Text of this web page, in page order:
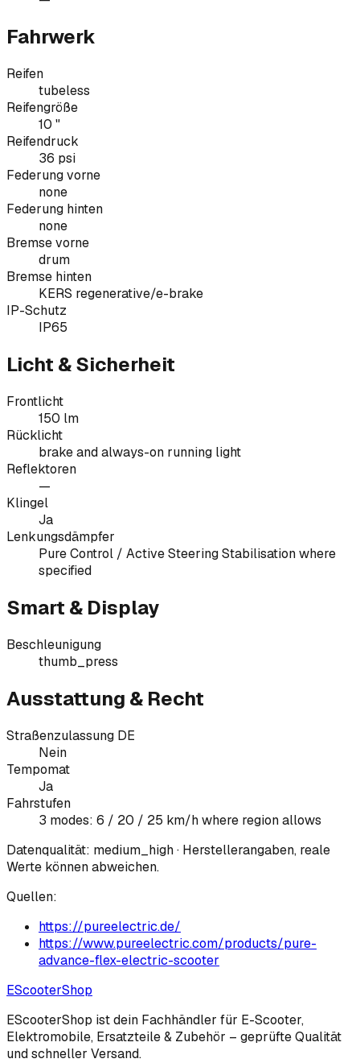
Fahrwerk
Reifen
tubeless
Reifengröße
10 "
Reifendruck
36 psi
Federung vorne
none
Federung hinten
none
Bremse vorne
drum
Bremse hinten
KERS regenerative/e-brake
IP-Schutz
IP65
Licht & Sicherheit
Frontlicht
150 lm
Rücklicht
brake and always-on running light
Reflektoren
—
Klingel
Ja
Lenkungsdämpfer
Pure Control / Active Steering Stabilisation where
specified
Smart & Display
Beschleunigung
thumb_press
Ausstattung & Recht
Straßenzulassung DE
Nein
Tempomat
Ja
Fahrstufen
3 modes: 6 / 20 / 25 km/h where region allows
Datenqualität: medium_high· Herstellerangaben, reale
Werte können abweichen.
Quellen:
https://pureelectric.de/
https://www.pureelectric.com/products/pure-
advance-flex-electric-scooter
EScooterShop
EScooterShop ist dein Fachhändler für E-Scooter,
Elektromobile, Ersatzteile & Zubehör – geprüfte Qualität
und schneller Versand.